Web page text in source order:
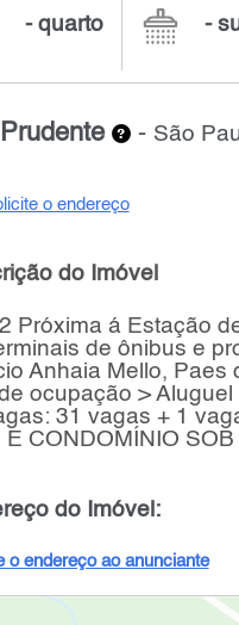
- quarto -
- São
o endereço
do Imóvel
Próxima á Estação
de ônibus e
Anhaia Mello,
ocupação >
31 vagas + 1
E CONDOMÍNIO
do Imóvel:
o endereço ao anunciante